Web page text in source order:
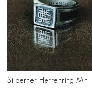
Silberner Herrenring Mit